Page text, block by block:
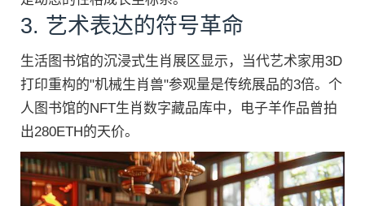
3. 艺术表达的符号革命
生活图书馆的沉浸式生肖展区显示，当代艺术家用3D
打印重构的"机械生肖兽"参观量是传统展品的3倍。个
人图书馆的NFT生肖数字藏品库中，电子羊作品曾拍
出280ETH的天价。